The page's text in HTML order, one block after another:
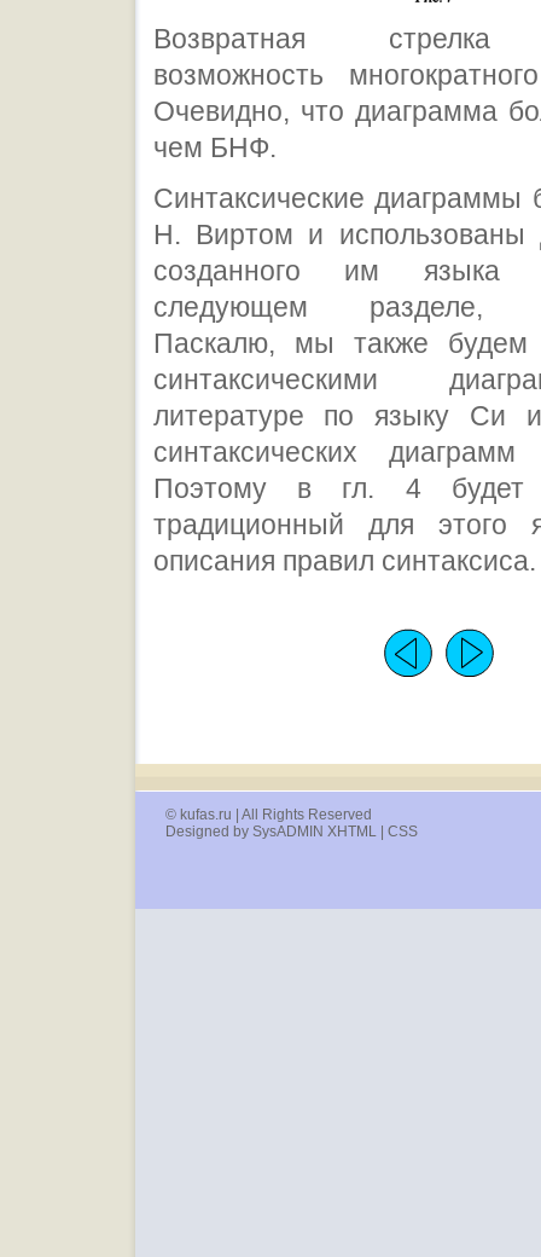
Возвратная стрелка
возможность
Очевидно, что диаграмма
чем БНФ.
Синтаксические диаграммы
Н. Виртом и использованы
созданного им языка
следующем разделе,
Паскалю, мы также будем
синтаксическими
литературе по языку Си
синтаксических
Поэтому в гл. 4 будет
традиционный для этого
описания правил синтаксиса.
© kufas.ru | All Rights Reserved
Designed by SysADMIN XHTML | CSS